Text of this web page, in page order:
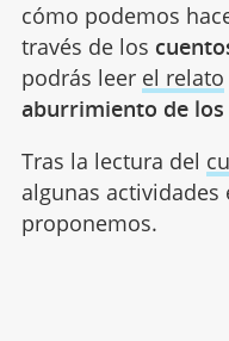
cómo podemos
través de los
podrás leer el relato
aburrimiento de los
Tras la lectura del
algunas actividades
proponemos.